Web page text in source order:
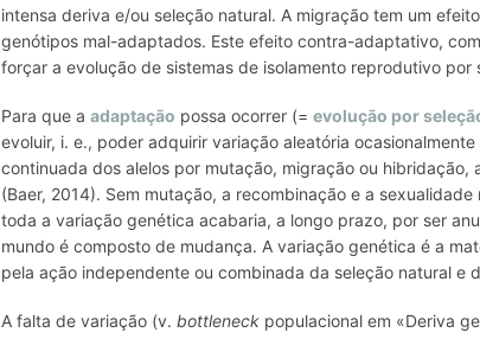
intensa deriva e/ou seleção natural. A migração tem um
genótipos mal-adaptados. Este efeito contra-adaptativo,
forçar a evolução de sistemas de isolamento reprodutivo por
Para que aadaptação possa ocorrer (=evolução por
evoluir, i. e., poder adquirir variação aleatória
continuada dos alelos por mutação, migração ou
(Baer, 2014). Sem mutação, a recombinação e a
toda a variação genética acabaria, a longo prazo, por ser
mundo é composto de mudança. A variação genética é a
pela ação independente ou combinada da seleção natural e
A falta de variação (v.bottleneck populacional em «Deriva